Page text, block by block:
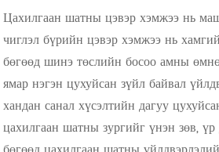
Цахилгаан шатны цэвэр хэмжээ нь
чиглэл бүрийн цэвэр хэмжээ нь
бөгөөд шинэ төслийн босоо амны
ямар нэгэн цухуйсан зүйл байвал
хандан санал хүсэлтийн дагуу
цахилгаан шатны зургийг үнэн зөв, үр